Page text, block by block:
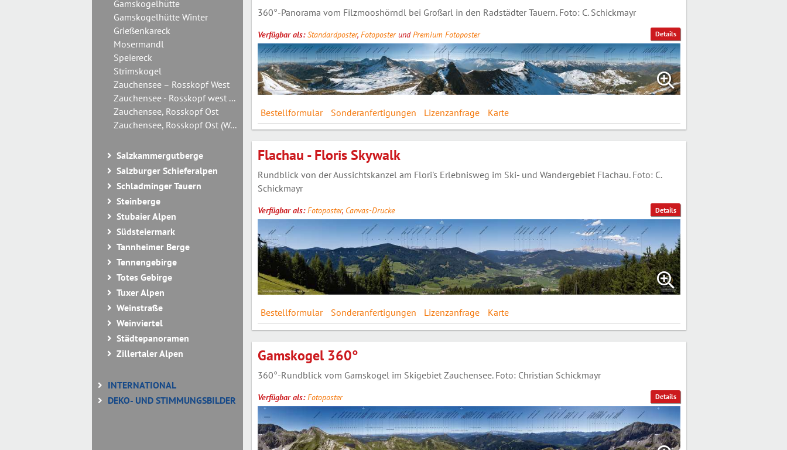
Gamskogelhütte
Gamskogelhütte Winter
Grießenkareck
Mosermandl
Speiereck
Strimskogel
Zauchensee – Rosskopf West
Zauchensee - Rosskopf west ...
Zauchensee, Rosskopf Ost
Zauchensee, Rosskopf Ost (W...
Salzkammergutberge
Salzburger Schieferalpen
Schladminger Tauern
Steinberge
Stubaier Alpen
Südsteiermark
Tannheimer Berge
Tennengebirge
Totes Gebirge
Tuxer Alpen
Weinstraße
Weinviertel
Städtepanoramen
Zillertaler Alpen
INTERNATIONAL
DEKO- UND STIMMUNGSBILDER
Details
360°-Panorama vom Filzmooshörndl bei Großarl in den Radstädter Tauern. Foto: C. Schickmayr
Verfügbar als:Standardposter, FotoposterundPremium Fotoposter
Bestellformular Sonderanfertigungen Lizenzanfrage Karte
Details
Flachau - Floris Skywalk
Rundblick von der Aussichtskanzel am Flori's Erlebnisweg im Ski- und Wandergebiet Flachau. Foto: C.
Schickmayr
Verfügbar als:Fotoposter, Canvas-Drucke
Bestellformular Sonderanfertigungen Lizenzanfrage Karte
Details
Gamskogel 360°
360°-Rundblick vom Gamskogel im Skigebiet Zauchensee. Foto: Christian Schickmayr
Verfügbar als:Fotoposter